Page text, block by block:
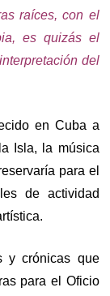
raíces, con el
es quizás el
del
en Cuba a
Isla, la música
para el
de actividad
y crónicas que
para el Oficio